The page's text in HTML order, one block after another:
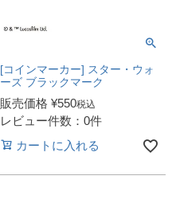
[コインマーカー] スター・ウォ
ーズ ブラックマーク
販売価格 ¥550税込
レビュー件数：0件
カートに入れる